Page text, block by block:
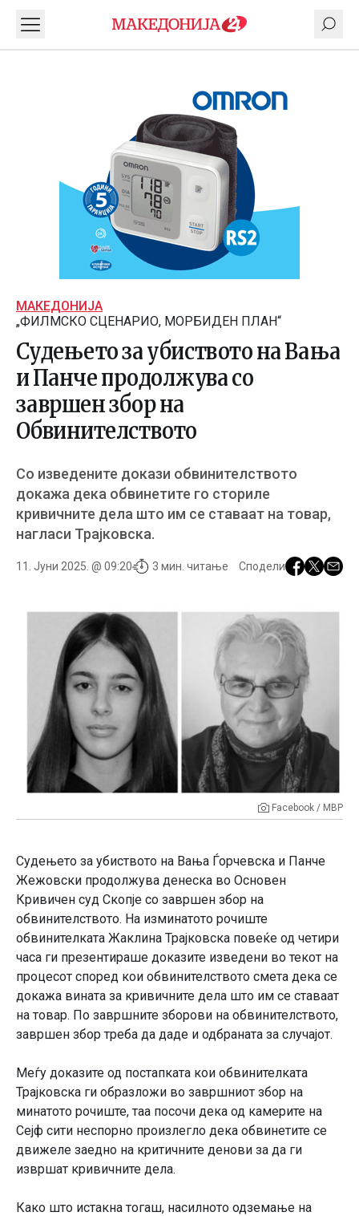
МАКЕДОНИЈА
„ФИЛМСКО СЦЕНАРИО, МОРБИДЕН ПЛАН“
Судењето за убиството на Вања
и Панче продолжува со
завршен збор на
Обвинителството
Со изведените докази обвинителството
докажа дека обвинетите го сториле
кривичните дела што им се ставаат на товар,
нагласи Трајковска.
11. Јуни 2025. @ 09:20 3 мин. читање Сподели
Facebook / МВР
Судењето за убиството на Вања Ѓорчевска и Панче
Жежовски продолжува денеска во Основен
Кривичен суд Скопје со завршен збор на
обвинителството. На изминатото рочиште
обвинителката Жаклина Трајковска повеќе од четири
часа ги презентираше доказите изведени во текот на
процесот според кои обвинителството смета дека се
докажа вината за кривичните дела што им се ставаат
на товар. По завршните зборови на обвинителството,
завршен збор треба да даде и одбраната за случајот.
Меѓу доказите од постапката кои обвинителката
Трајковска ги образложи во завршниот збор на
минатото рочиште, таа посочи дека од камерите на
Сејф сити неспорно произлегло дека обвинетите се
движеле заедно на критичните денови за да ги
извршат кривичните дела.
Како што истакна тогаш, насилното одземање на